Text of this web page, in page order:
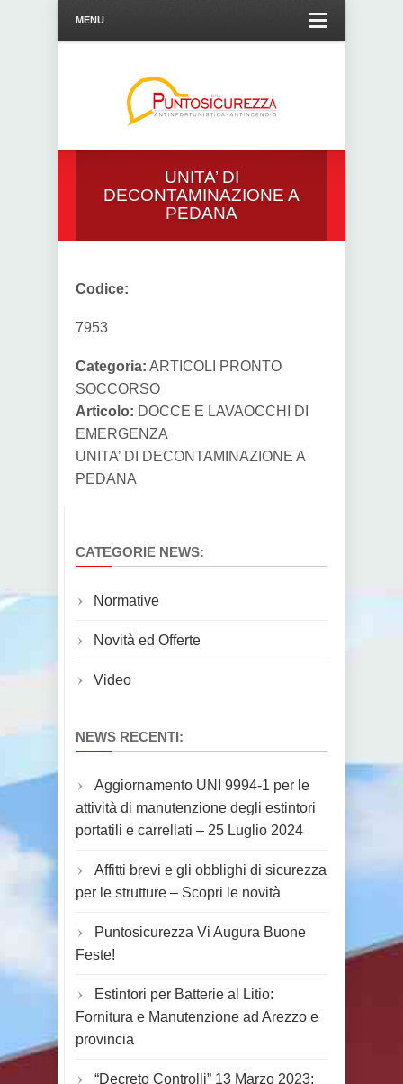
MENU
UNITA’ DI
DECONTAMINAZIONE A
PEDANA
Codice:
7953
Categoria: ARTICOLI PRONTO
SOCCORSO
Articolo: DOCCE E LAVAOCCHI DI
EMERGENZA
UNITA’ DI DECONTAMINAZIONE A
PEDANA
CATEGORIE NEWS:
Normative
Novità ed Offerte
Video
NEWS RECENTI:
Aggiornamento UNI 9994-1 per le
attività di manutenzione degli estintori
portatili e carrellati – 25 Luglio 2024
Affitti brevi e gli obblighi di sicurezza
per le strutture – Scopri le novità
Puntosicurezza Vi Augura Buone
Feste!
Estintori per Batterie al Litio:
Fornitura e Manutenzione ad Arezzo e
provincia
“Decreto Controlli” 13 Marzo 2023: